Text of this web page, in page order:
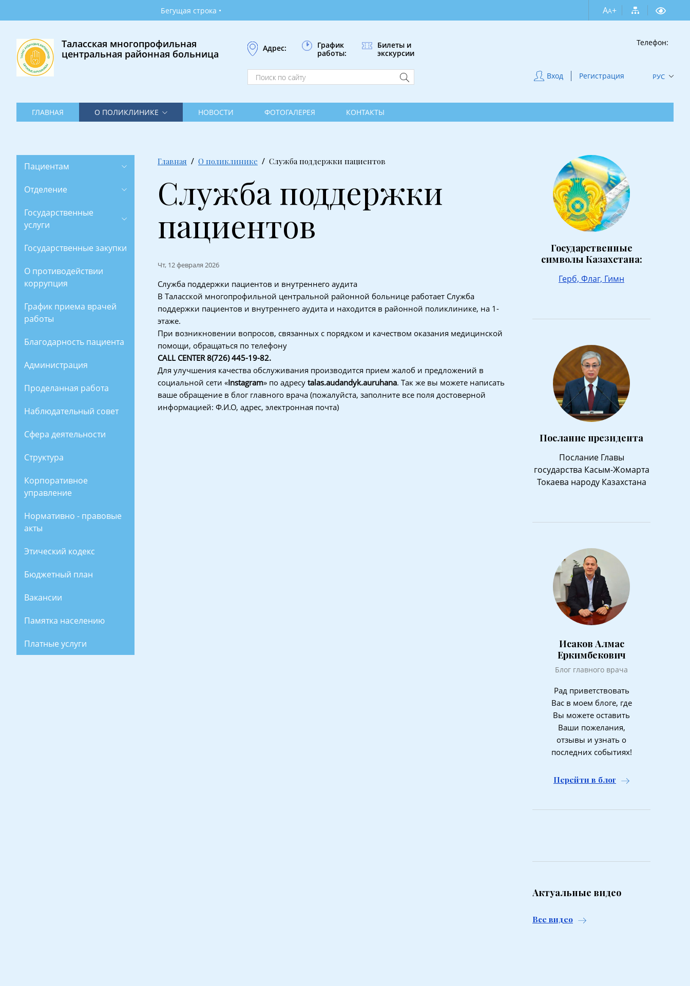
поликлинике
Новости
Контакты
Бегущая строка • AA+
Таласская многопрофильная
центральная районная больница
Адрес:
График
работы:
Билеты и
экскурсии
Телефон:
Вход Регистрация РУС
ГЛАВНАЯ О ПОЛИКЛИНИКЕ НОВОСТИ ФОТОГАЛЕРЕЯ КОНТАКТЫ
Пациентам
Отделение
Государственные
услуги
Государственные закупки
О противодействии
коррупция
График приема врачей
работы
Благодарность пациента
Администрация
Проделанная работа
Наблюдательный совет
Сфера деятельности
Структура
Корпоративное
управление
Нормативно - правовые
акты
Этический кодекс
Бюджетный план
Вакансии
Памятка населению
Платные услуги
Главная О поликлинике Служба поддержки пациентов
Служба поддержки
пациентов
Чт, 12 февраля 2026
Служба поддержки пациентов и внутреннего аудита
В Таласской многопрофильной центральной районной больнице работает Служба
поддержки пациентов и внутреннего аудита и находится в районной поликлинике, на 1-
этаже.
При возникновении вопросов, связанных с порядком и качеством оказания медицинской
помощи, обращаться по телефону
CALL CENTER 8(726) 445-19-82.
Для улучшения качества обслуживания производится прием жалоб и предложений в
социальной сети «Instagram» по адресу talas.audandyk.auruhana. Так же вы можете написать
ваше обращение в блог главного врача (пожалуйста, заполните все поля достоверной
информацией: Ф.И.О, адрес, электронная почта)
Государственные
символы Казахстана:
Герб, Флаг, Гимн
Послание президента
Послание Главы
государства Касым-Жомарта
Токаева народу Казахстана
Исаков Алмас
Еркимбекович
Блог главного врача
Рад приветствовать
Вас в моем блоге, где
Вы можете оставить
Ваши пожелания,
отзывы и узнать о
последних событиях!
Перейти в блог
Актуальные видео
Все видео